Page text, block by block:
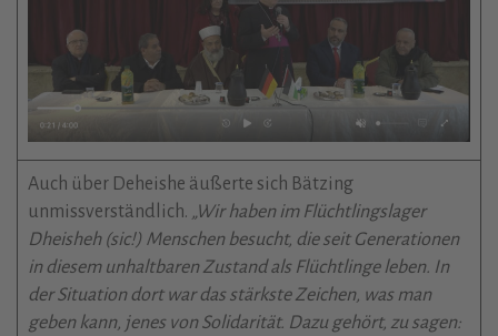
Auch über Deheishe äußerte sich Bätzing
unmissverständlich. „Wir haben im Flüchtlingslager
Dheisheh (sic!) Menschen besucht, die seit Generationen
in diesem unhaltbaren Zustand als Flüchtlinge leben. In
der Situation dort war das stärkste Zeichen, was man
geben kann, jenes von Solidarität. Dazu gehört, zu sagen: